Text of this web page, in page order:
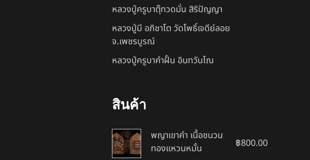
หลวงปู่ครูบาตุ๊ทวดมั่น สิริปัญญา
หลวงปู่มี อภิชาโต วัดโพธิ์เจดีย์ลอย
จ.เพชรบูรณ์
หลวงปู่ครูบาคำฝั้น อินทวันโณ
สินค้า
พญาเขาคำ เนื้อชนวน
ทองแหวนหมั้น
฿800.00